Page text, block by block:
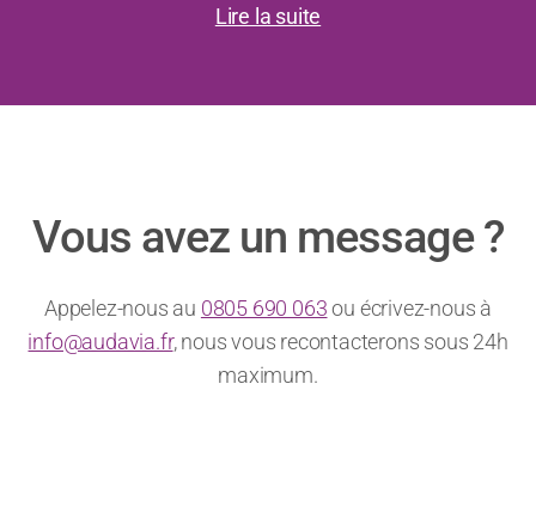
Lire la suite
Vous avez un message ?
Appelez-nous au 0805 690 063ou écrivez-nous à
info@audavia.fr, nous vous recontacterons sous 24h
maximum.